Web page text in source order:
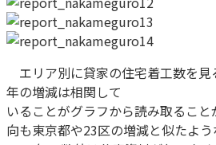
エリア別に貸家の住宅着工数を
年の増減は相関して
いることがグラフから読み取るこ
向も東京都や23区の増減と似たよう